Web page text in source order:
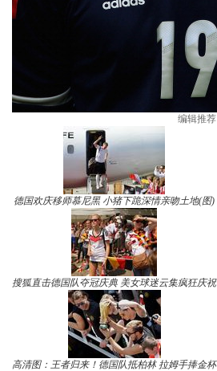
编辑推荐
德国欢庆移师慕尼黑 小猪下跪深情亲吻土地(图)
搜狐直击德国队夺冠庆典 美女球迷云集疯狂庆祝
高清图：王者归来！德国队抵柏林 拉姆手捧金杯